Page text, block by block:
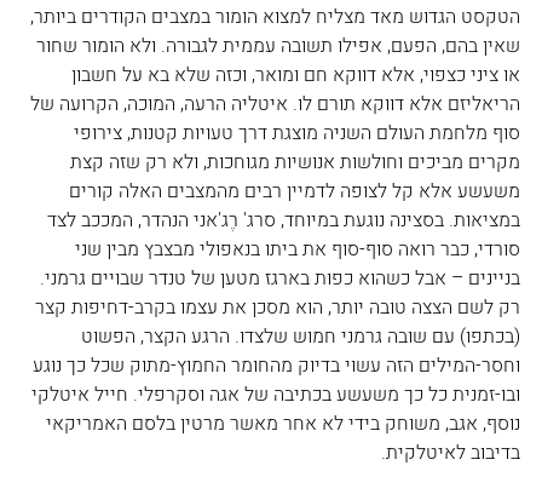
הטקסט הגדוש מאד מצליח למצוא הומור במצבים הקודרים ביותר,
שאין בהם, הפעם, אפילו תשובה עממית לגבורה. ולא הומור שחור
או ציני כצפוי, אלא דווקא חם ומואר, וכזה שלא בא על חשבון
הריאליזם אלא דווקא תורם לו. איטליה הרעה, המוכה, הקרועה של
סוף מלחמת העולם השניה מוצגת דרך טעויות קטנות, צירופי
מקרים מביכים וחולשות אנושיות מגוחכות, ולא רק שזה קצת
משעשע אלא קל לצופה לדמיין רבים מהמצבים האלה קורים
במציאות. בסצינה נוגעת במיוחד, סרג' רֶג'אני הנהדר, המככב לצד
סורדי, כבר רואה סוף-סוף את ביתו בנאפולי מבצבץ מבין שני
בניינים – אבל כשהוא כפות בארגז מטען של טנדר שבויים גרמני.
רק לשם הצצה טובה יותר, הוא מסכן את עצמו בקרב-דחיפות קצר
(בכתפו) עם שובה גרמני חמוש שלצדו. הרגע הקצר, הפשוט
וחסר-המילים הזה עשוי בדיוק מהחומר החמוץ-מתוק שכל כך נוגע
ובו-זמנית כל כך משעשע בכתיבה של אגה וסקרפלי. חייל איטלקי
נוסף, אגב, משוחק בידי לא אחר מאשר מרטין בלסם האמריקאי
בדיבוב לאיטלקית.